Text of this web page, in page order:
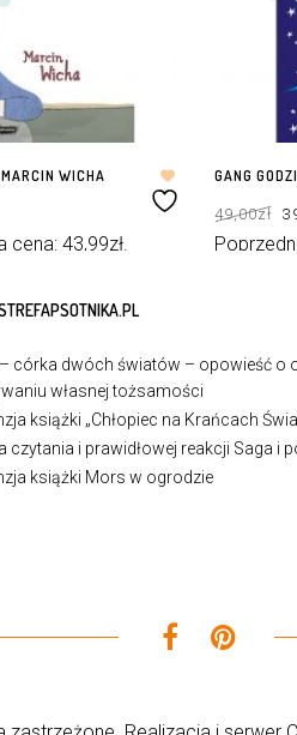
WICHA
cena: 43,99zł.
GANG
49,00zł
córka dwóch światów – opowieść o
własnej tożsamości
książki „Chłopiec na Krańcach
czytania i prawidłowej reakcji Saga i
książki Mors w ogrodzie